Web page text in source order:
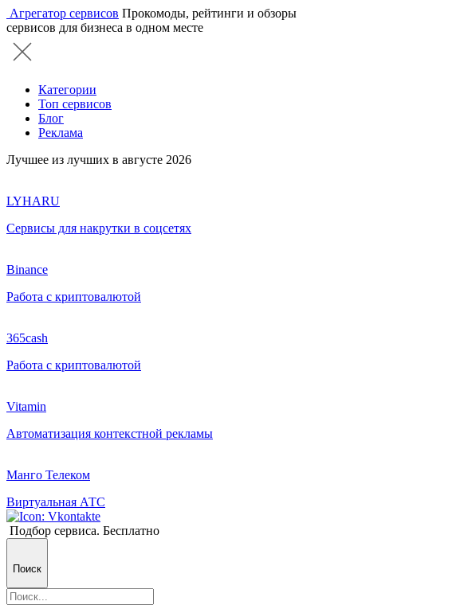
Агрегатор сервисов Прокомоды, рейтинги и обзоры
сервисов для бизнеса в одном месте
Категории
Топ сервисов
Блог
Реклама
Лучшее из лучших в августе 2026
LYHARU
Сервисы для накрутки в соцсетях
Binance
Работа с криптовалютой
365cash
Работа с криптовалютой
Vitamin
Автоматизация контекстной рекламы
Манго Телеком
Виртуальная АТС
Подбор сервиса. Бесплатно
Поиск